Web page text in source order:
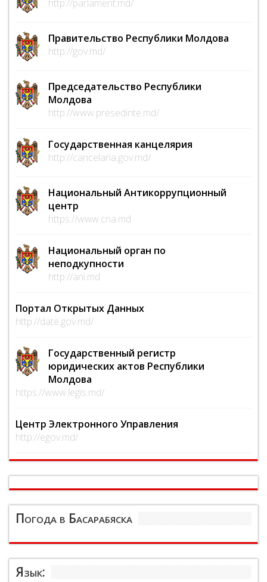
http://parlament.md/
Правительство Республики Молдова
http://gov.md/
Председательство Республики
Молдова
http://www.presedinte.md/
Государственная канцелярия
http://cancelaria.gov.md/
Национальный Антикоррупционный
центр
https://www.cna.md
Национальный орган по
неподкупности
http://ani.md
Портал Открытых Данных
http://date.gov.md/
Государственный регистр
юридических актов Республики
Молдова
https://www.legis.md/
Центр Электронного Управления
http://egov.md/
Погода в Басарабяска
Язык: